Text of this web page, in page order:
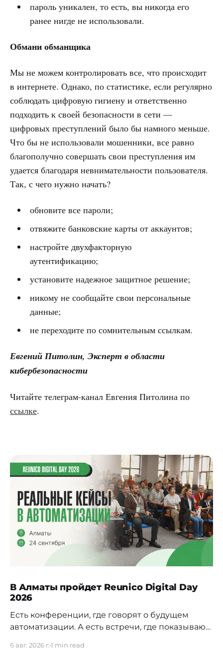
пароль уникален, то есть, вы никогда его
ранее нигде не использовали.
Обмани обманщика
Мы не можем контролировать все, что происходит
в интернете. Однако, по статистике, если регулярно
соблюдать цифровую гигиену и ответственно
подходить к своей безопасности в сети —
цифровых преступлений было бы намного меньше.
Что бы не использовали мошенники, все равно
благополучно совершать свои преступления им
удается благодаря невнимательности пользователя.
Так, с чего нужно начать?
обновите все пароли;
отвяжите банковские карты от аккаунтов;
настройте двухфакторную
аутентификацию;
установите надежное защитное решение;
никому не сообщайте свои персональные
данные;
не переходите по сомнительным ссылкам.
Евгений Питолин, Эксперт в области
кибербезопасности
Читайте телеграм-канал Евгения Питолина по
ссылке.
В Алматы пройдет Reunico Digital Day
2026
Есть конференции, где говорят о будущем
автоматизации. А есть встречи, где показывают,
6 авг. 2026 г.1 min read